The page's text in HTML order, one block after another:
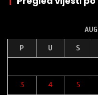
P U S
3 4 5